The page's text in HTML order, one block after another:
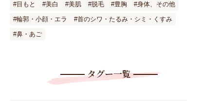
#目もと #美白 #美肌 #脱毛 #豊胸 #身体、その他
#輪郭・小顔・エラ #首のシワ・たるみ・シミ・くすみ
#鼻・あご
タグー一覧